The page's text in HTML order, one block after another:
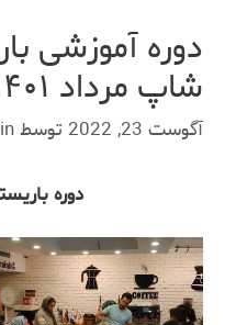
دوره آموزشی
شاپ مرداد ١۴٠١ سری آخر
آگوست 23, 2022 توسط
دوره